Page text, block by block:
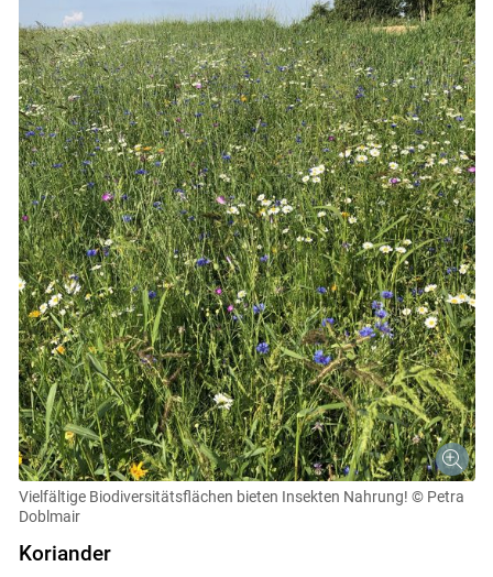
Vielfältige Biodiversitätsflächen bieten Insekten Nahrung! © Petra
Doblmair
Koriander